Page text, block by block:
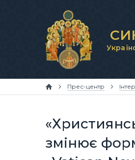
Прес-центр
змінює